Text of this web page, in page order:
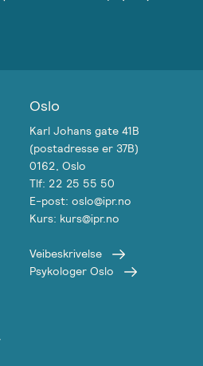
Oslo
Karl Johans gate 41B
(postadresse er 37B)
0162, Oslo
Tlf: 22 25 55 50
E-post: oslo@ipr.no
Kurs: kurs@ipr.no
Veibeskrivelse
Psykologer Oslo